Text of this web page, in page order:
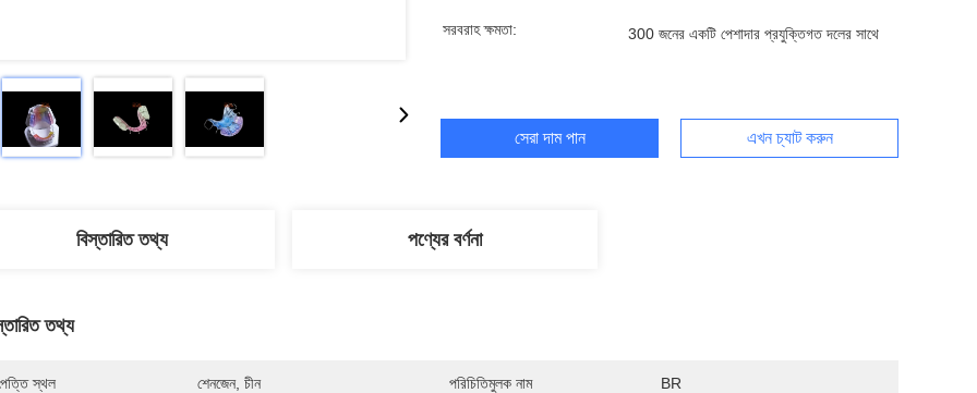
সরবরাহ ক্ষমতা: 300 জনের একটি পেশাদার প্রযুক্তিগত দলের সাথে
সেরা দাম পান এখন চ্যাট করুন
বিস্তারিত তথ্য পণ্যের বর্ণনা
তথ্য
স্থল শেনজেন, চীন পরিচিতিমুলক নাম BR